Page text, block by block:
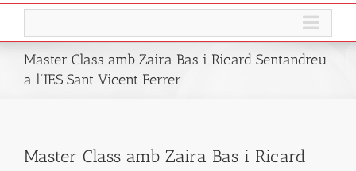
Master Class amb Zaira Bas i Ricard Sentandreu
a l’IES Sant Vicent Ferrer
Master Class amb Zaira Bas i Ricard